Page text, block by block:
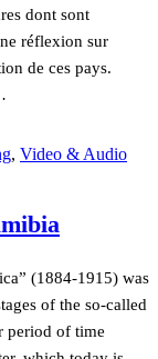
dont sont
réflexion sur
de ces pays.
, Video & Audio
(1884-1915) was
of the so-called
period of time